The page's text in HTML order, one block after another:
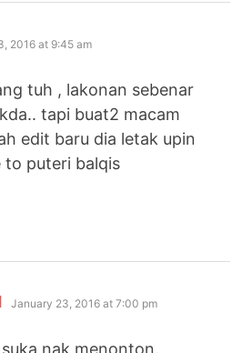
2016 at 9:45 am
tuh , lakonan sebenar
tapi buat2 macam
edit baru dia letak upin
to puteri balqis
says:
January 23, 2016 at 7:00 pm
nak menonton.